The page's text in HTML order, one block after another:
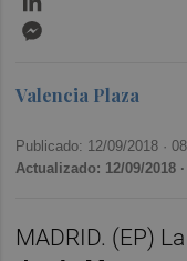
Valencia Plaza
Publicado: 12/09/2018 ·
Actualizado: 12/09/2018
MADRID. (EP)